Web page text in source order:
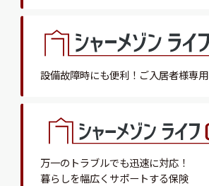
設備故障時にも便利！ ご入居者様専
万一のトラブルでも迅速に対応！
暮らしを幅広くサポートする保険